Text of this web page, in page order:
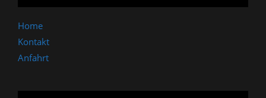
Home
Kontakt
Anfahrt